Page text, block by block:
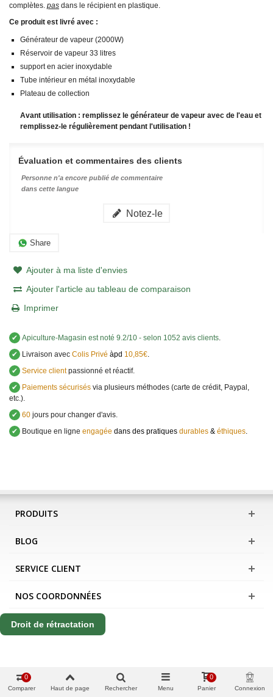
complètes. pas dans le récipient en plastique.
Ce produit est livré avec :
Générateur de vapeur (2000W)
Réservoir de vapeur 33 litres
support en acier inoxydable
Tube intérieur en métal inoxydable
Plateau de collection
Avant utilisation : remplissez le générateur de vapeur avec de l'eau et
remplissez-le régulièrement pendant l'utilisation !
Évaluation et commentaires des clients
Personne n'a encore publié de commentaire
dans cette langue
Notez-le
Share
Ajouter à ma liste d'envies
Ajouter l'article au tableau de comparaison
Imprimer
✔ Apiculture-Magasin est noté 9.2/10 - selon 1052 avis clients.
✔
Livraison avec Colis Privé àpd 10,85€.
✔ Service clientpassionné et réactif.
✔
Paiements sécurisés via plusieurs méthodes (carte de crédit, Paypal,
etc.).
✔ 60 jours pour changer d'avis.
✔
Boutique en ligne engagée dans des pratiques durables & éthiques.
PRODUITS
BLOG
SERVICE CLIENT
NOS COORDONNÉES
Droit de rétractation
Comparer
0
Haut de page Rechercher Menu Panier
0
Connexion